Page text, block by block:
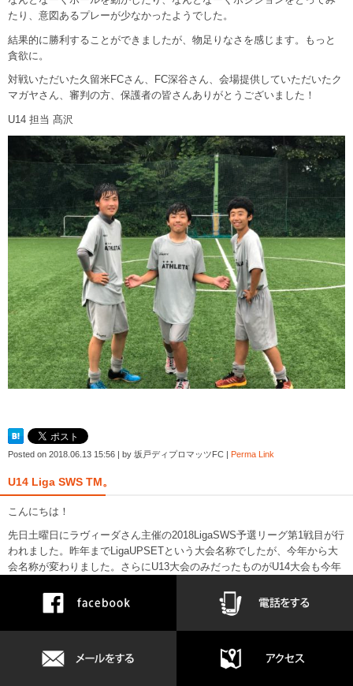
たり、意図あるプレーが少なかったようでした。
結果的に勝利することができましたが、物足りなさを感じます。もっと
貪欲に。
対戦いただいた久留米FCさん、FC深谷さん、会場提供していただいたク
マガヤさん、審判の方、保護者の皆さんありがとうございました！
U14 担当 髙沢
Posted on 2018.06.13 15:56 | by 坂戸ディプロマッツFC | Perma Link
U14 Liga SWS TM。
こんにちは！
先日土曜日にラヴィーダさん主催の2018LigaSWS予選リーグ第1戦目が行
われました。昨年までLigaUPSETという大会名称でしたが、今年から大
会名称が変わりました。さらにU13大会のみだったものがU14大会も今年